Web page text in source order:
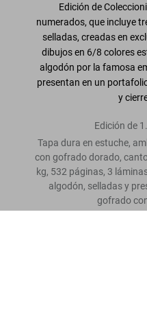
Edición de
numerados, que incluye
selladas, creadas en
dibujos en 6/8 colores
algodón por la famosa
presentan en un
y
Edición de
Tapa dura en estuche,
con gofrado dorado,
kg, 532 páginas, 3
algodón, selladas y
gofrado